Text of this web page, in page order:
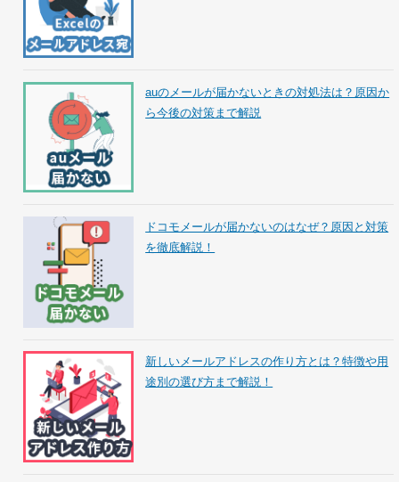
auのメールが届かないときの対処法は？原因か
ら今後の対策まで解説
ドコモメールが届かないのはなぜ？原因と対策
を徹底解説！
新しいメールアドレスの作り方とは？特徴や用
途別の選び方まで解説！